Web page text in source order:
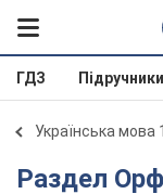
ГДЗ Підручники
Українська мова
Раздел Орфоепічна й